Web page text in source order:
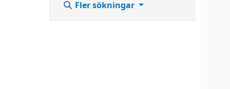
Fler sökningar